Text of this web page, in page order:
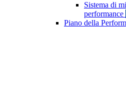
Sistema di
performance
Piano della